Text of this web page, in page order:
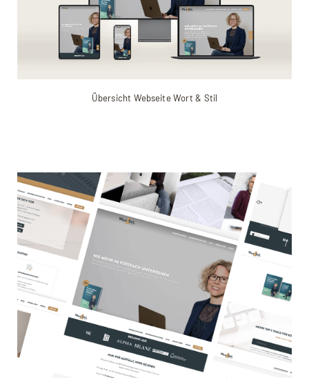
Übersicht Webseite Wort & Stil